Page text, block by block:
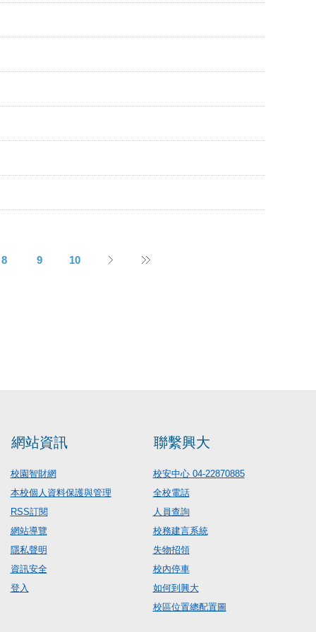
8 9 10
網站資訊
校園智財網
本校個人資料保護與管理
RSS訂閱
網站導覽
隱私聲明
資訊安全
登入
聯繫興大
校安中心 04-22870885
全校電話
人員查詢
校務建言系統
失物招領
校內停車
如何到興大
校區位置總配置圖